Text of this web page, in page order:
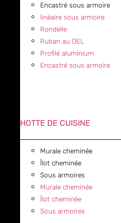
Encastré sous armoire
linéaire sous armoire
Rondelle
Ruban au DEL
Profilé aluminium
Encastré sous armoire
HOTTE DE CUISINE
Murale cheminée
Îlot cheminée
Sous armoires
Murale cheminée
Îlot cheminée
Sous armoires